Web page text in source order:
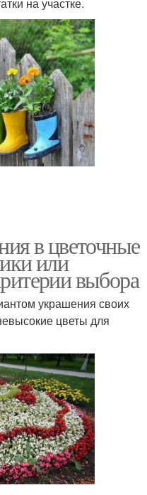
в цветочные
или
выбора
украшения своих
цветы для